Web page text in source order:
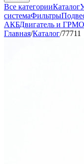
Все категорииКаталог
системаФильтры
АКБДвигатель и ГРМ
Главная/Каталог/77711